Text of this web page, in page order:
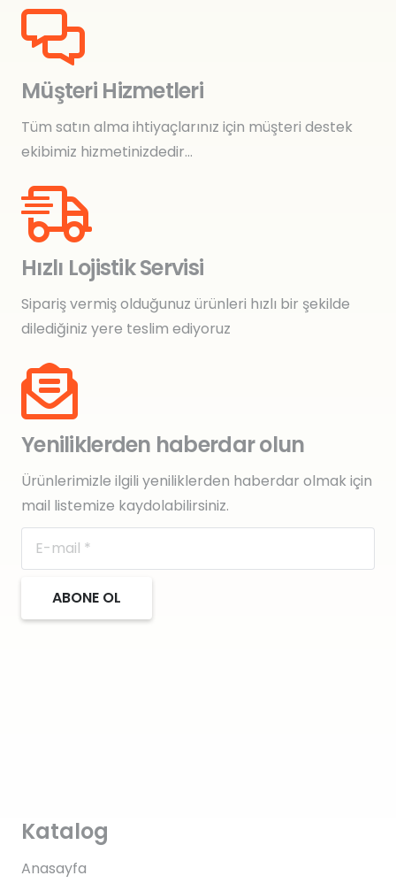
Müşteri Hizmetleri
Tüm satın alma ihtiyaçlarınız için müşteri destek
ekibimiz hizmetinizdedir…
Hızlı Lojistik Servisi
Sipariş vermiş olduğunuz ürünleri hızlı bir şekilde
dilediğiniz yere teslim ediyoruz
Yeniliklerden haberdar olun
Ürünlerimizle ilgili yeniliklerden haberdar olmak için
mail listemize kaydolabilirsiniz.
ABONE OL
Katalog
Anasayfa